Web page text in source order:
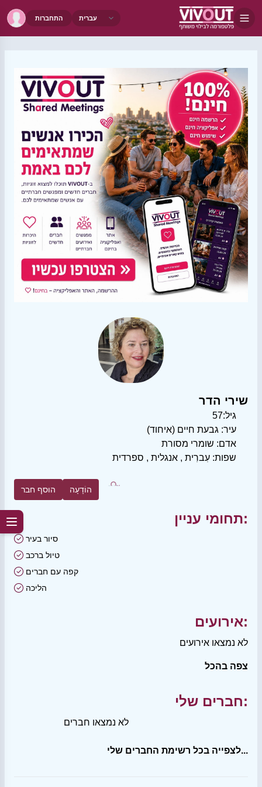
התחברות
שירי הדר
גיל:57
עיר: גבעת חיים (איחוד)
אדם: שומרי מסורת
שפות: עִברִית , אנגלית , ספרדית
הוסף חבר הוֹדָעָה
תחומי עניין:
סיור בעיר
טיול ברכב
קפה עם חברים
הליכה
אירועים:
לא נמצאו אירועים
צפה בהכל
חברים שלי:
לא נמצאו חברים
לצפייה בכל רשימת החברים שלי...